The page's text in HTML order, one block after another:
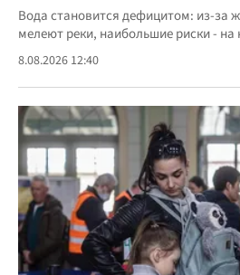
Вода становится дефицитом: из-за
мелеют реки, наибольшие риски - на
8.08.2026 12:40